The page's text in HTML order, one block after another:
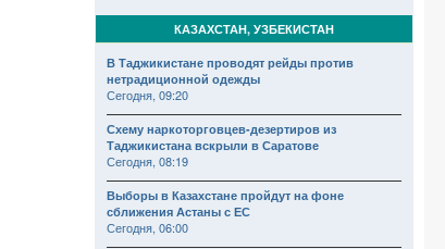
КАЗАХСТАН, УЗБЕКИСТАН
В Таджикистане проводят рейды против
нетрадиционной одежды
Сегодня, 09:20
Схему наркоторговцев-дезертиров из
Таджикистана вскрыли в Саратове
Сегодня, 08:19
Выборы в Казахстане пройдут на фоне
сближения Астаны с ЕС
Сегодня, 06:00